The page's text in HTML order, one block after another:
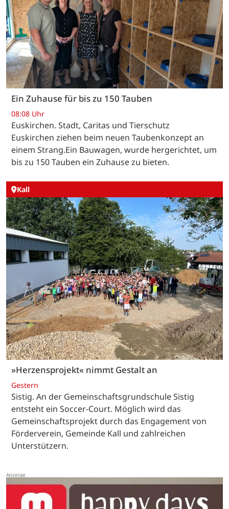
Ein Zuhause für bis zu 150 Tauben
08:08 Uhr
Euskirchen. Stadt, Caritas und Tierschutz
Euskirchen ziehen beim neuen Taubenkonzept an
einem Strang.Ein Bauwagen, wurde hergerichtet, um
bis zu 150 Tauben ein Zuhause zu bieten.
Kall
»Herzensprojekt« nimmt Gestalt an
Gestern
Sistig. An der Gemeinschaftsgrundschule Sistig
entsteht ein Soccer-Court. Möglich wird das
Gemeinschaftsprojekt durch das Engagement von
Förderverein, Gemeinde Kall und zahlreichen
Unterstützern.